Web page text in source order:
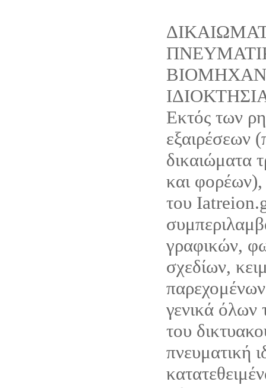
Εκτός των
εξαιρέσεων
δικαιώματα
και φορέων),
του
γραφικών,
σχεδίων,
γενικά όλων
του
πνευματική